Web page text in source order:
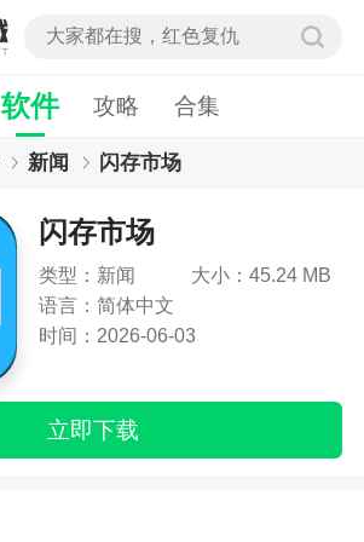
软件 攻略 合集
新闻 闪存市场
闪存市场
类型：新闻
大小：45.24 MB
语言：简体中文
时间：2026-06-03
立即下载